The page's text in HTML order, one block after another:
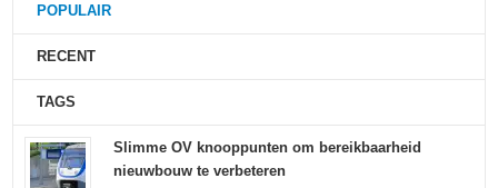
POPULAIR
RECENT
TAGS
Slimme OV knooppunten om bereikbaarheid
nieuwbouw te verbeteren